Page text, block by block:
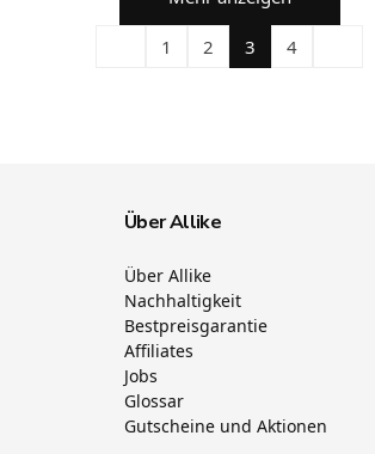
1 2 3 4
Über Allike
Über Allike
Nachhaltigkeit
Bestpreisgarantie
Affiliates
Jobs
Glossar
Gutscheine und Aktionen